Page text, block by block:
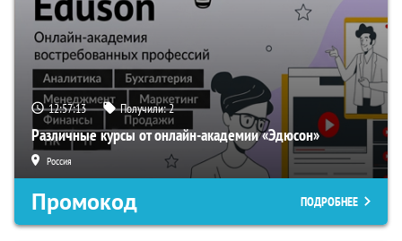
12:57:12 Получили:2
Различные курсы от онлайн-академии «Эдюсон»
Россия
Промокод ПОДРОБНЕЕ